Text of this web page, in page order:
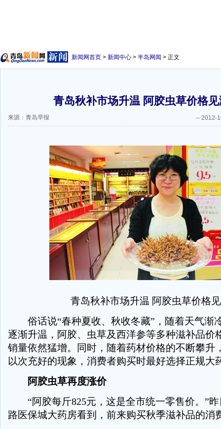
新闻网首页 > 新闻中心 > 半岛网闻 > 正文
青岛秋补市场升温 阿胶虫草价格
来源：青岛早报 -- 2012-
青岛秋补市场升温 阿胶虫草价格
俗话说“春种夏收、秋收冬藏”，随着天气渐
逐渐升温，阿胶、虫草及西洋参等多种滋补品价
销量依然猛增。同时，随着药材价格的不断攀升
以次充好的现象，消费者购买时最好选择正规大
阿胶虫草再度涨价
“阿胶每斤825元，这是全市统一零售价。”昨
路医保城大药房看到，前来购买秋季滋补品的消